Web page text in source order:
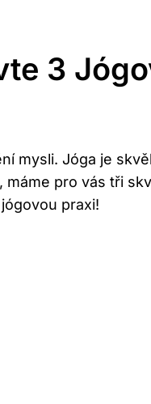
3
mysli. Jóga je
pro vás tři
praxi!